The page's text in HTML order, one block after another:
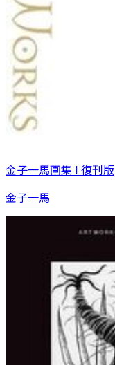
金子一馬画集 I 復刊版
金子一馬